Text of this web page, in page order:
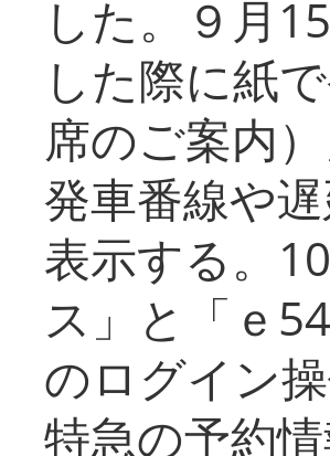
した。９月
した際に紙
席のご案内
発車番線や
表示する。
ス」と「ｅ
のログイン
特急の予約